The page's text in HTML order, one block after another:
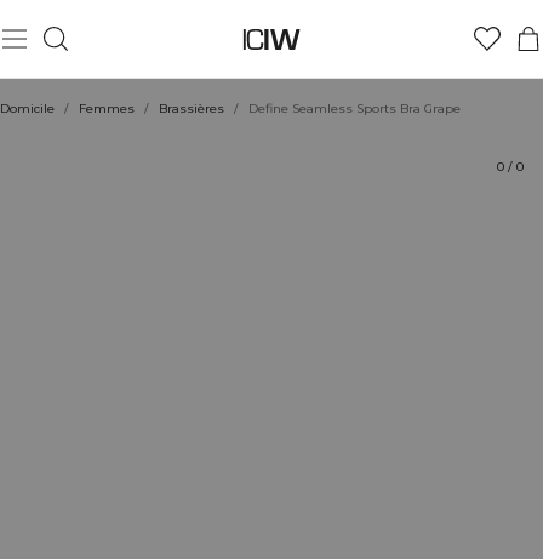
Domicile / Femmes / Brassières / Define Seamless Sports Bra Grape
0 / 0